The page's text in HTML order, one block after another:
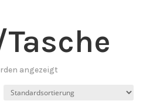
angezeigt